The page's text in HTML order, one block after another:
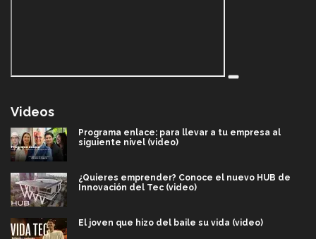
Videos
Programa enlace: para llevar a tu empresa al
siguiente nivel (video)
¿Quieres emprender? Conoce el nuevo HUB de
Innovación del Tec (video)
El joven que hizo del baile su vida (video)